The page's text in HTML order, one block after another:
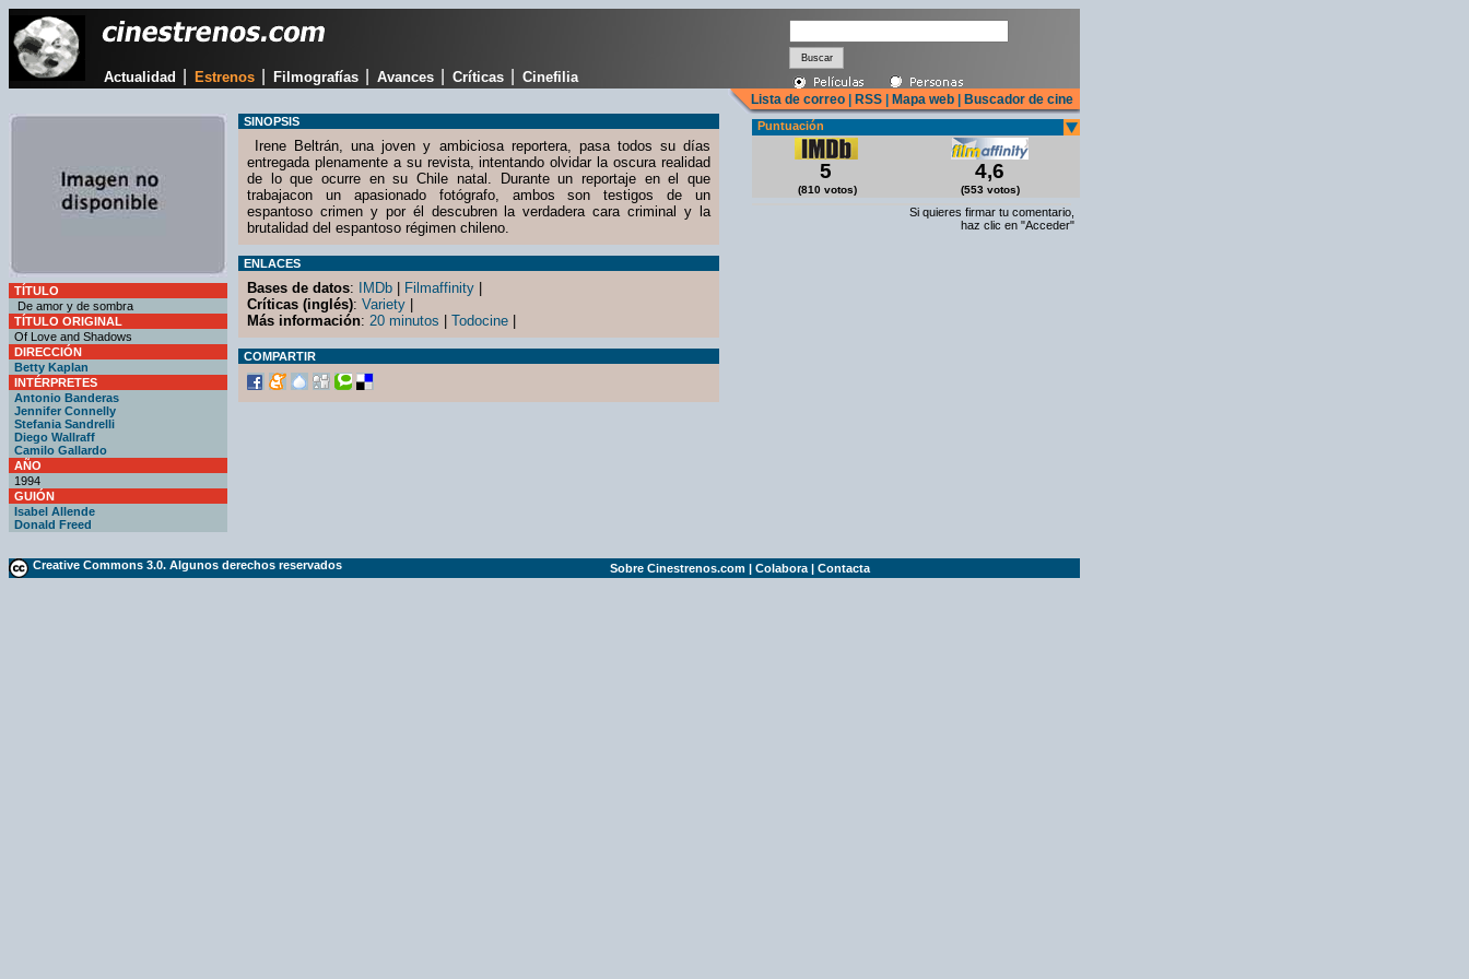
Actualidad Estrenos Filmografías Avances Críticas Cinefilia
Lista de correo RSS Mapa web Buscador de cine
TÍTULO
De amor y de sombra
TÍTULO ORIGINAL
Of Love and Shadows
DIRECCIÓN
Betty Kaplan
INTÉRPRETES
Antonio Banderas
Jennifer Connelly
Stefania Sandrelli
Diego Wallraff
Camilo Gallardo
AÑO
1994
GUIÓN
Isabel Allende
Donald Freed
SINOPSIS
Irene Beltrán, una joven y ambiciosa reportera, pasa todos su días
entregada plenamente a su revista, intentando olvidar la oscura realidad
de lo que ocurre en su Chile natal. Durante un reportaje en el que
trabajacon un apasionado fotógrafo, ambos son testigos de un
espantoso crimen y por él descubren la verdadera cara criminal y la
brutalidad del espantoso régimen chileno.
ENLACES
Bases de datos: IMDb Filmaffinity
Críticas (inglés): Variety
Más información: 20 minutos Todocine
COMPARTIR
Puntuación
5
(810 votos)
4,6
(553 votos)
Si quieres firmar tu comentario,
haz clic en "Acceder"
Creative Commons 3.0. Algunos derechos reservados Sobre Cinestrenos.com | Colabora | Contacta